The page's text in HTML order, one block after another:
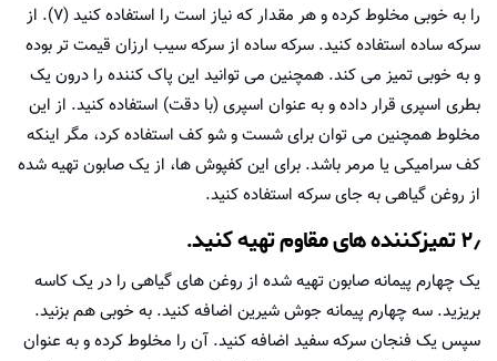
را به خوبی مخلوط کرده و هر مقدار که نیاز است را استفاده کنید (۷). از
سرکه ساده استفاده کنید. سرکه ساده از سرکه سیب ارزان قیمت تر بوده
و به خوبی تمیز می کند. همچنین می توانید این پاک کننده را درون یک
بطری اسپری قرار داده و به عنوان اسپری (با دقت) استفاده کنید. از این
مخلوط همچنین می توان برای شست و شو کف استفاده کرد، مگر اینکه
کف سرامیکی یا مرمر باشد. برای این کفپوش ها، از یک صابون تهیه شده
از روغن گیاهی به جای سرکه استفاده کنید.
۲٫ تمیزکننده های مقاوم تهیه کنید.
یک چهارم پیمانه صابون تهیه شده از روغن های گیاهی را در یک کاسه
بریزید. سه چهارم پیمانه جوش شیرین اضافه کنید. به خوبی هم بزنید.
سپس یک فنجان سرکه سفید اضافه کنید. آن را مخلوط کرده و به عنوان